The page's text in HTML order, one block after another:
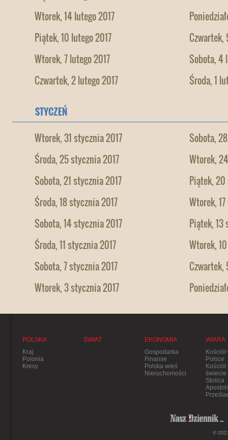
Wtorek, 14 lutego 2017
Piątek, 10 lutego 2017
Czwartek,
Wtorek, 7 lutego 2017
Sobota, 4
Czwartek, 2 lutego 2017
Środa, 1
STYCZEŃ
Wtorek, 31 stycznia 2017
Sobota,
Środa, 25 stycznia 2017
Wtorek,
Sobota, 21 stycznia 2017
Piątek,
Środa, 18 stycznia 2017
Wtorek,
Sobota, 14 stycznia 2017
Piątek, 13
Środa, 11 stycznia 2017
Wtorek,
Sobota, 7 stycznia 2017
Czwartek,
Wtorek, 3 stycznia 2017
POLSKA
Kraj
Polonia
Kresy
ŚWIAT
EKONOMIA
Gospodarka
Finanse
Polska wieś
Nieruchomości
WIARA
Kościół
Polsce
Kościół
świecie
Stolica
©